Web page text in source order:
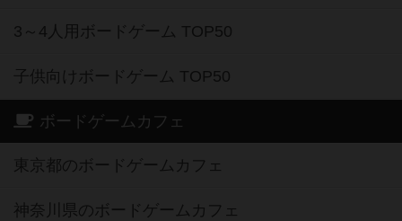
3～4人用ボードゲーム TOP50
子供向けボードゲーム TOP50
ボードゲームカフェ
東京都のボードゲームカフェ
神奈川県のボードゲームカフェ